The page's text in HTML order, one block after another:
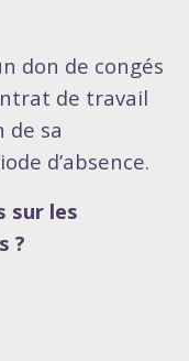
don de congés
de travail
de sa
d’absence.
sur les
?